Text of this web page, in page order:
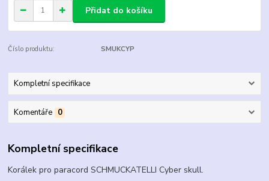
Přidat do košíku
Číslo produktu: SMUKCYP
Kompletní specifikace
Komentáře 0
Kompletní specifikace
Korálek pro paracord SCHMUCKATELLI Cyber skull.